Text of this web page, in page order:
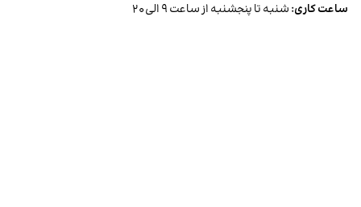
ساعت کاری:شنبه تا پنجشنبه از ساعت ۹ الی ۲۰